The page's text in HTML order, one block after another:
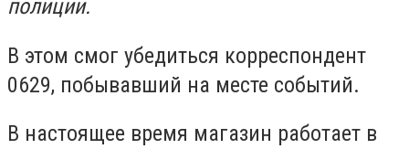
полиции.
В этом смог убедиться корреспондент
0629, побывавший на месте событий.
В настоящее время магазин работает в